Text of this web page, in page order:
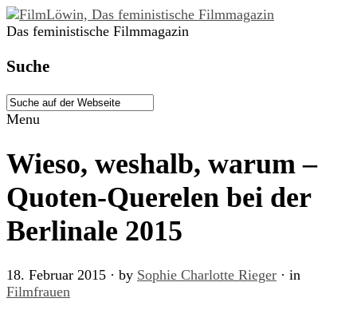
Das feministische Filmmagazin
Suche
Menu
Wieso, weshalb, warum –
Quoten-Querelen bei der
Berlinale 2015
18. Februar 2015 · by Sophie Charlotte Rieger · in
Filmfrauen